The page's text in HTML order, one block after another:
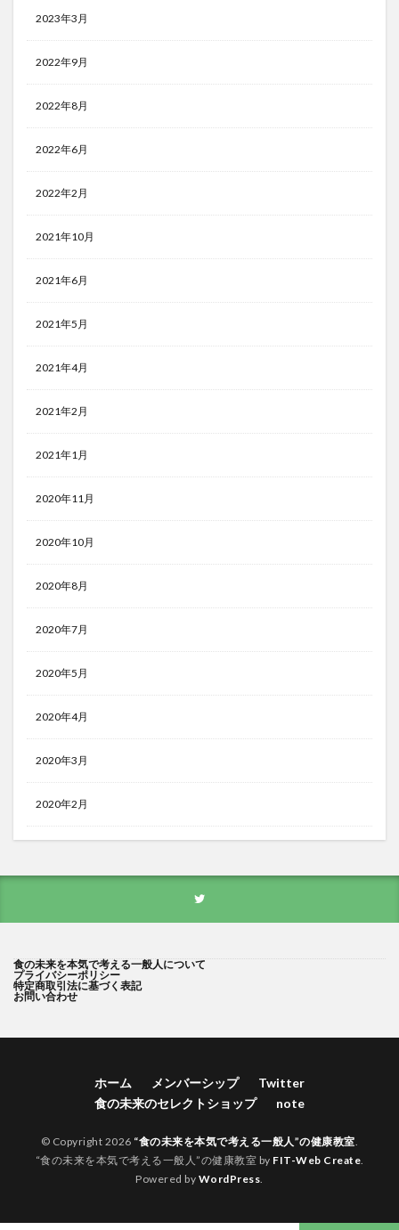
2023年3月
2022年9月
2022年8月
2022年6月
2022年2月
2021年10月
2021年6月
2021年5月
2021年4月
2021年2月
2021年1月
2020年11月
2020年10月
2020年8月
2020年7月
2020年5月
2020年4月
2020年3月
2020年2月
食の未来を本気で考える一般人について
プライバシーポリシー
特定商取引法に基づく表記
お問い合わせ
ホーム メンバーシップ
Twitter
食の未来のセレクトショップ
note
© Copyright 2026 “食の未来を本気で考える一般人”の健康教室
“食の未来を本気で考える一般人”の健康教室 by FIT-Web Create
Powered by WordPress